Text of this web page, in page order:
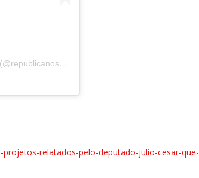
Uma publicação compartilhada por Republicanos na Câmara (@republicanos10nacamara)
relatados-pelo-deputado-julio-cesar-que-